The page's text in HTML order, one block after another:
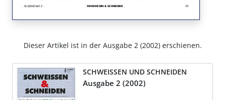
Dieser Artikel ist in der Ausgabe 2 (2002) erschienen.
SCHWEISSEN UND SCHNEIDEN
Ausgabe 2 (2002)